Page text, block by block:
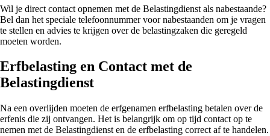
Wil je direct contact opnemen met de Belastingdienst als nabestaande?
Bel dan het speciale telefoonnummer voor nabestaanden om je vragen
te stellen en advies te krijgen over de belastingzaken die geregeld
moeten worden.
Erfbelasting en Contact met de
Belastingdienst
Na een overlijden moeten de erfgenamen erfbelasting betalen over de
erfenis die zij ontvangen. Het is belangrijk om op tijd contact op te
nemen met de Belastingdienst en de erfbelasting correct af te handelen.